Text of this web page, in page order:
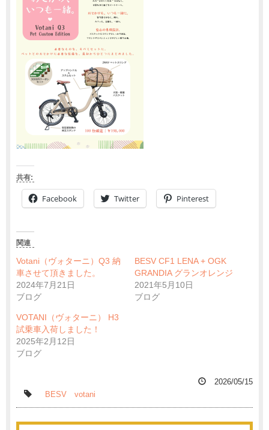
共有:
Facebook Twitter Pinterest
関連
Votani（ヴォターニ）Q3 納
車させて頂きました。
2024年7月21日
ブログ
BESV CF1 LENA + OGK
GRANDIA グランオレンジ
2021年5月10日
ブログ
VOTANI（ヴォターニ） H3
試乗車入荷しました！
2025年2月12日
ブログ
2026/05/15
BESV
votani